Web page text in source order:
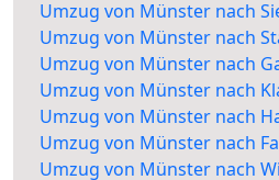
Umzug von Münster nach
Umzug von Münster nach
Umzug von Münster nach
Umzug von Münster nach
Umzug von Münster nach
Umzug von Münster nach
Umzug von Münster nach